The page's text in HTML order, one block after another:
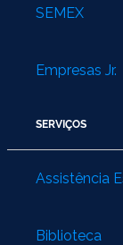
SEMEX
Empresas Jr.
SERVIÇOS
Assistência
Biblioteca